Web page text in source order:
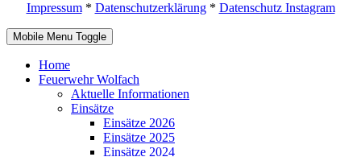
Impressum* Datenschutzerklärung* Datenschutz Instagram
Mobile Menu Toggle
Home
Feuerwehr Wolfach
Aktuelle Informationen
Einsätze
Einsätze 2026
Einsätze 2025
Einsätze 2024